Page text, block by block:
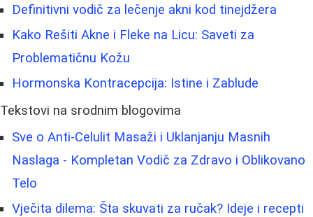
Definitivni vodič za lečenje akni kod tinejdžera
Kako Rešiti Akne i Fleke na Licu: Saveti za
Problematičnu Kožu
Hormonska Kontracepcija: Istine i Zablude
Tekstovi na srodnim blogovima
Sve o Anti-Celulit Masaži i Uklanjanju Masnih
Naslaga - Kompletan Vodič za Zdravo i Oblikovano
Telo
Vječita dilema: Šta skuvati za ručak? Ideje i recepti